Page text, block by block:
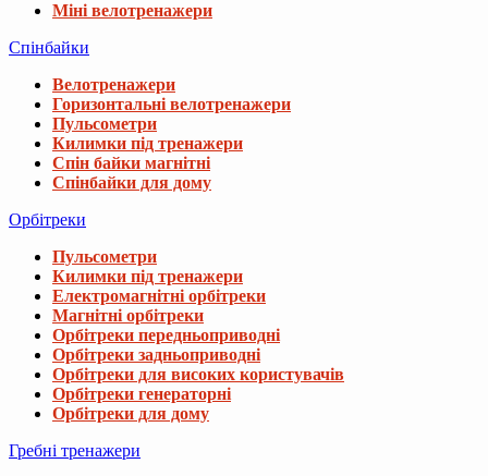
Міні велотренажери
Спінбайки
Велотренажери
Горизонтальні велотренажери
Пульсометри
Килимки під тренажери
Спін байки магнітні
Спінбайки для дому
Орбітреки
Пульсометри
Килимки під тренажери
Електромагнітні орбітреки
Магнітні орбітреки
Орбітреки передньоприводні
Орбітреки задньоприводні
Орбітреки для високих користувачів
Орбітреки генераторні
Орбітреки для дому
Гребні тренажери